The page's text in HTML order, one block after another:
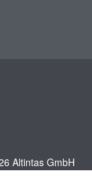
Altintas GmbH